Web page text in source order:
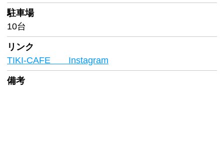
駐車場
10台
リンク
TIKI-CAFE Instagram
備考